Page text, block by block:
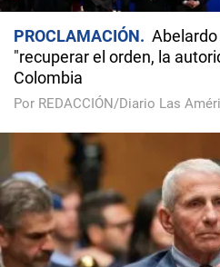
PROCLAMACIÓN
"recuperar el orden, la
Colombia
Por REDACCIÓN/Diario Las